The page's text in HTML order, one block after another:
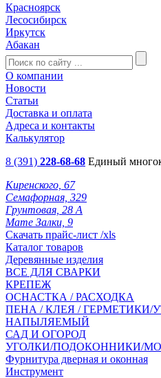
Красноярск
Лесосибирск
Иркутск
Абакан
О компании
Новости
Статьи
Доставка и оплата
Адреса и контакты
Калькулятор
8 (391) 228-68-68 Единый
Киренского, 67
Семафорная, 329
Грунтовая, 28 А
Мате Залки, 9
Скачать прайс-лист /xls
Каталог товаров
Деревянные изделия
ВСЕ ДЛЯ СВАРКИ
КРЕПЕЖ
ОСНАСТКА / РАСХОДКА
ПЕНА / КЛЕЯ / ГЕРМЕТИКИ/
НАПЫЛЯЕМЫЙ
САД И ОГОРОД
УГОЛКИ/ПОДОКОННИКИ/
Фурнитура дверная и оконная
Инструмент